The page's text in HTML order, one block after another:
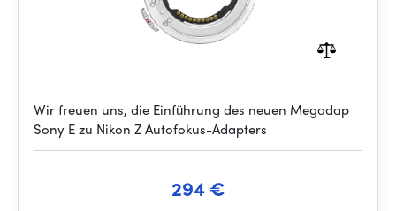
Wir freuen uns, die Einführung des neuen Megadap
Sony E zu Nikon Z Autofokus-Adapters
294 €